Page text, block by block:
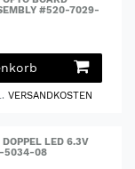
#520-7029-
VERSANDKOSTEN
LED 6.3V
5034-08